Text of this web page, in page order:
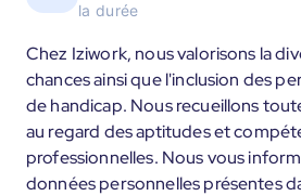
la durée
Chez Iziwork, nous valorisons la
chances ainsi que l'inclusion des
de handicap. Nous recueillons
au regard des aptitudes et
professionnelles. Nous vous
données personnelles présentes